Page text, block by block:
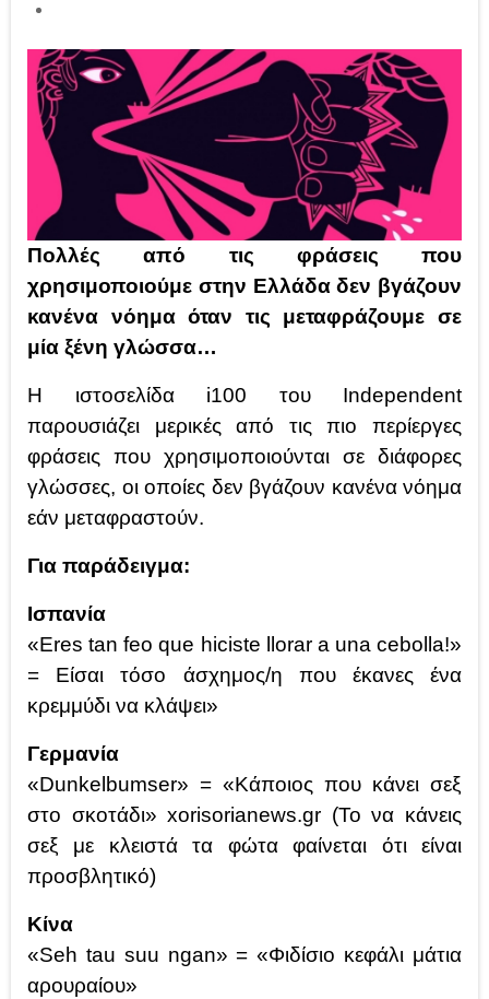
Πολλές από τις φράσεις που
χρησιμοποιούμε στην Ελλάδα δεν βγάζουν
κανένα νόημα όταν τις μεταφράζουμε σε
μία ξένη γλώσσα…
Η ιστοσελίδα i100 του Independent
παρουσιάζει μερικές από τις πιο περίεργες
φράσεις που χρησιμοποιούνται σε διάφορες
γλώσσες, οι οποίες δεν βγάζουν κανένα νόημα
εάν μεταφραστούν.
Για παράδειγμα:
Ισπανία
«Eres tan feo que hiciste llorar a una cebolla!»
= Είσαι τόσο άσχημος/η που έκανες ένα
κρεμμύδι να κλάψει»
Γερμανία
«Dunkelbumser» = «Κάποιος που κάνει σεξ
στο σκοτάδι» xorisorianews.gr (Το να κάνεις
σεξ με κλειστά τα φώτα φαίνεται ότι είναι
προσβλητικό)
Κίνα
«Seh tau suu ngan» = «Φιδίσιο κεφάλι μάτια
αρουραίου»